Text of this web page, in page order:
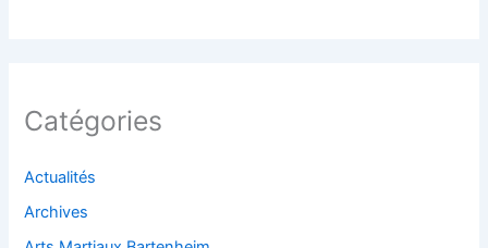
Catégories
Actualités
Archives